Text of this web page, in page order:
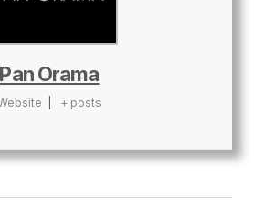
Pan Orama
+ posts